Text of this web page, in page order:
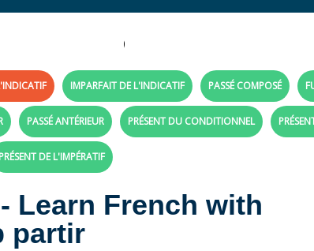
IMPARFAIT DE L'INDICATIF PASSÉ COMPOSÉ
PASSÉ ANTÉRIEUR PRÉSENT DU CONDITIONNEL
PRÉSENT DE L'IMPÉRATIF
Learn French with
partir